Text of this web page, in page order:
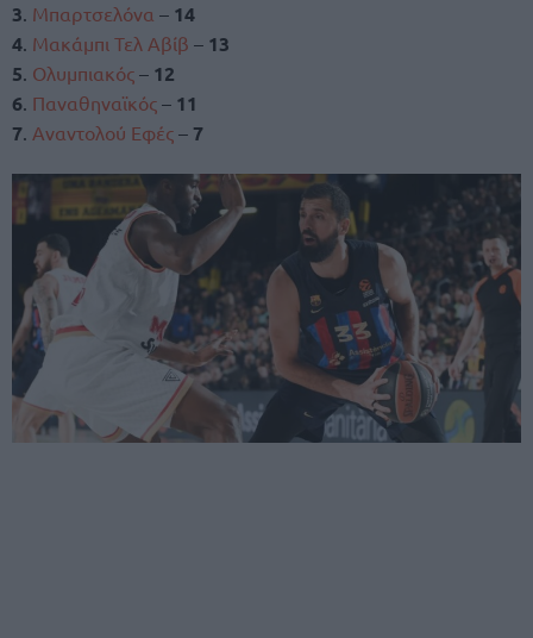
3. Μπαρτσελόνα – 14
4. Μακάμπι Τελ Αβίβ – 13
5. Ολυμπιακός – 12
6. Παναθηναϊκός – 11
7. Αναντολού Εφές – 7